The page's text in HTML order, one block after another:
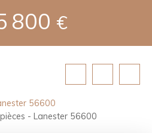
800 €
56600
- Lanester 56600